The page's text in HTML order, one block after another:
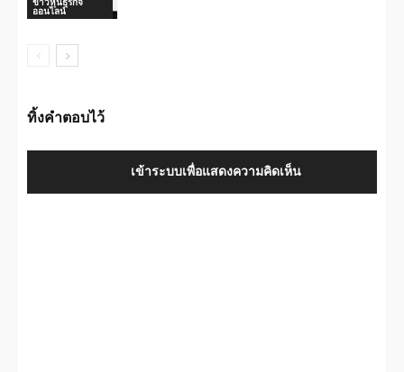
ออนไลน์
ทิ้งคำตอบไว้
เข้าระบบเพื่อแสดงความคิดเห็น